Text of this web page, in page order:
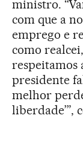
ministro.
com que a
emprego e
como
respeitamos
presidente
melhor
liberdade’”,